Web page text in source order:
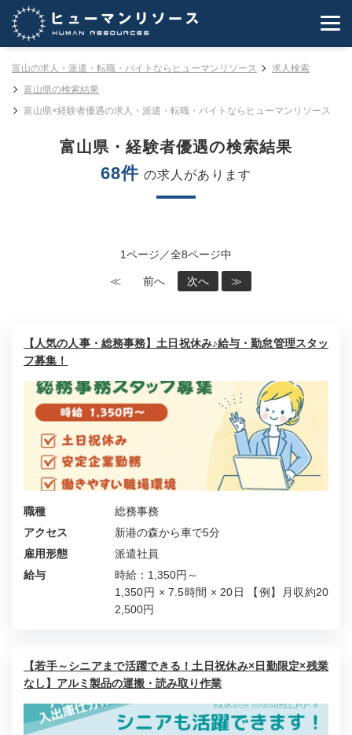
富山の求人・派遣・転職・バイトならヒューマンリソース
求人検索
富山県の検索結果
富山県×経験者優遇の求人・派遣・転職・バイトならヒューマンリソース
富山県・経験者優遇の検索結果
68件 の求人があります
1ページ／全8ページ中
≪ 前へ 次へ ≫
【人気の人事・総務事務】土日祝休み♪給与・勤怠管理スタッ
フ募集！
職種
総務事務
アクセス
新港の森から車で5分
雇用形態
派遣社員
給与
時給：1,350円～
1,350円 × 7.5時間 × 20日 【例】月収約20
2,500円
【若手～シニアまで活躍できる！土日祝休み×日勤限定×残業
なし】アルミ製品の運搬・読み取り作業